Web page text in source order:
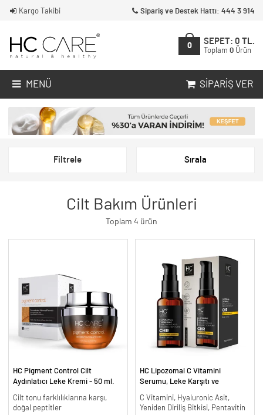
Kargo Takibi Sipariş ve Destek Hattı: 444 3 914
0
SEPET: 0 TL.
Toplam 0 Ürün
MENÜ SIPARIŞ VER
Filtrele Sırala
Cilt Bakım Ürünleri
Toplam 4 ürün
HC Pigment Control Cilt
Aydınlatıcı Leke Kremi - 50 ml.
Cilt tonu farklılıklarına karşı,
doğal peptitler
HC Lipozomal C Vitamini
Serumu, Leke Karşıtı ve
C Vitamini, Hyaluronic Asit,
Yeniden Diriliş Bitkisi, Pentavitin